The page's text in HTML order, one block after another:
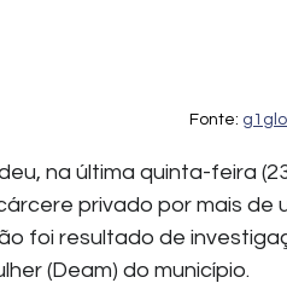
Fonte:
na última quinta-feira
privado por mais de
foi resultado de
(Deam) do município.